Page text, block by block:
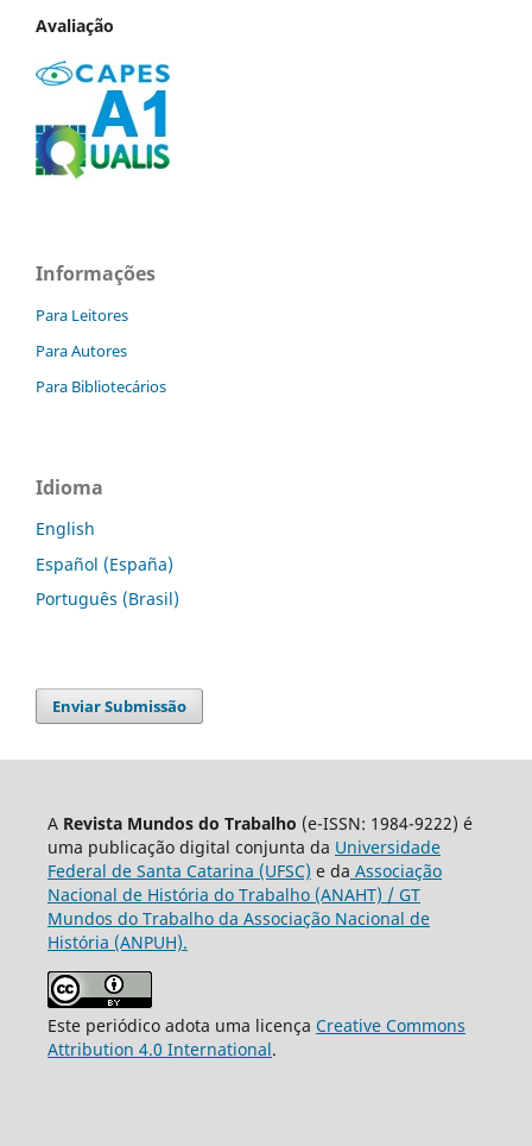
Avaliação
Informações
Para Leitores
Para Autores
Para Bibliotecários
Idioma
English
Español (España)
Português (Brasil)
Enviar Submissão
A Revista Mundos do Trabalho (e-ISSN: 1984-9222) é
uma publicação digital conjunta da Universidade
Federal de Santa Catarina (UFSC) e da Associação
Nacional de História do Trabalho (ANAHT) / GT
Mundos do Trabalho da Associação Nacional de
História (ANPUH).
Este periódico adota uma licença Creative Commons
Attribution 4.0 International.